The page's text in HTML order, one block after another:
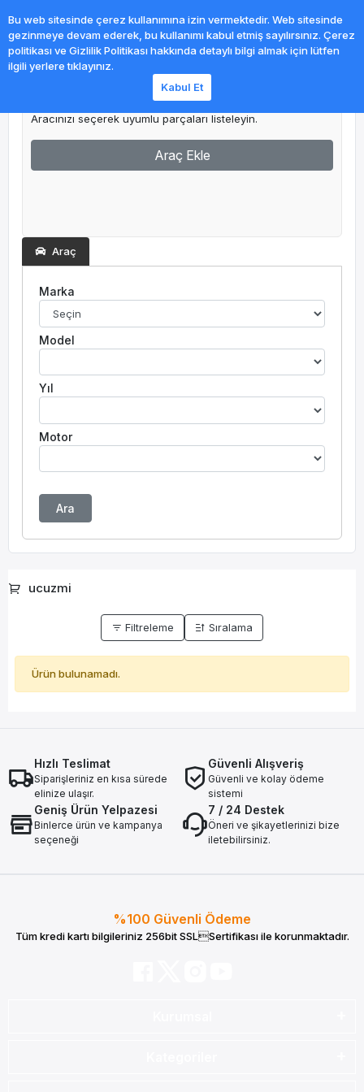
Aracınızı seçerek uyumlu parçaları listeleyin.
Araç Ekle
Araç
Marka
Model
Yıl
Motor
Ara
ucuzmi
Filtreleme Sıralama
Ürün bulunamadı.
Hızlı Teslimat
Siparişleriniz en kısa sürede
elinize ulaşır.
Güvenli Alışveriş
Güvenli ve kolay ödeme
sistemi
Geniş Ürün Yelpazesi
Binlerce ürün ve kampanya
seçeneği
7 / 24 Destek
Öneri ve şikayetlerinizi bize
iletebilirsiniz.
%100 Güvenli Ödeme
Tüm kredi kartı bilgileriniz 256bit SSLSertifikası ile korunmaktadır.
Bu web sitesinde çerez kullanımına izin vermektedir. Web sitesinde
gezinmeye devam ederek, bu kullanımı kabul etmiş sayılırsınız. Çerez
politikası ve Gizlilik Politikası hakkında detaylı bilgi almak için lütfen
ilgili yerlere tıklayınız.
Kabul Et